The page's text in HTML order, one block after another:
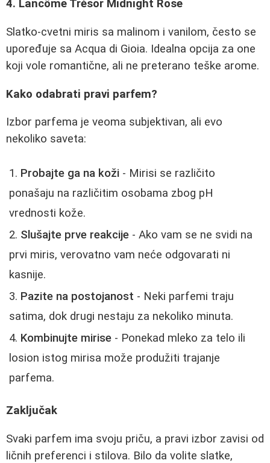
4. Lancôme Trésor Midnight Rose
Slatko-cvetni miris sa malinom i vanilom, često se
upoređuje sa Acqua di Gioia. Idealna opcija za one
koji vole romantične, ali ne preterano teške arome.
Kako odabrati pravi parfem?
Izbor parfema je veoma subjektivan, ali evo
nekoliko saveta:
Probajte ga na koži - Mirisi se različito
ponašaju na različitim osobama zbog pH
vrednosti kože.
Slušajte prve reakcije - Ako vam se ne svidi na
prvi miris, verovatno vam neće odgovarati ni
kasnije.
Pazite na postojanost - Neki parfemi traju
satima, dok drugi nestaju za nekoliko minuta.
Kombinujte mirise - Ponekad mleko za telo ili
losion istog mirisa može produžiti trajanje
parfema.
Zaključak
Svaki parfem ima svoju priču, a pravi izbor zavisi od
ličnih preferenci i stilova. Bilo da volite slatke,